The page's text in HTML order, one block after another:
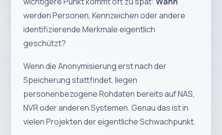
werden Personen, Kennzeichen oder andere
identifizierende Merkmale eigentlich
geschützt?
Wenn die Anonymisierung erst nach der
Speicherung stattfindet, liegen
personenbezogene Rohdaten bereits auf NAS,
NVR oder anderen Systemen. Genau das ist in
vielen Projekten der eigentliche Schwachpunkt.